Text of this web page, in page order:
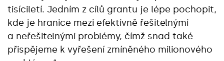
tisíciletí. Jedním z cílů grantu je lépe pochopit,
kde je hranice mezi efektivně řešitelnými
a neřešitelnými problémy, čímž snad také
přispějeme k vyřešení zmíněného milionového